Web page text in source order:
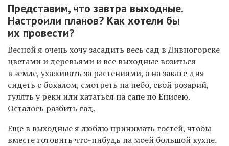
Представим, что завтра выходные.
Настроили планов? Как хотели бы
их провести?
Весной я очень хочу засадить весь сад в Дивногорске
цветами и деревьями и все выходные возиться
в земле, ухаживать за растениями, а на закате дня
сидеть с бокалом, смотреть на небо, свой розарий,
гулять у реки или кататься на сапе по Енисею.
Осталось разбить сад.
Еще в выходные я люблю принимать гостей, чтобы
вместе готовить что-нибудь на моей большой кухне.